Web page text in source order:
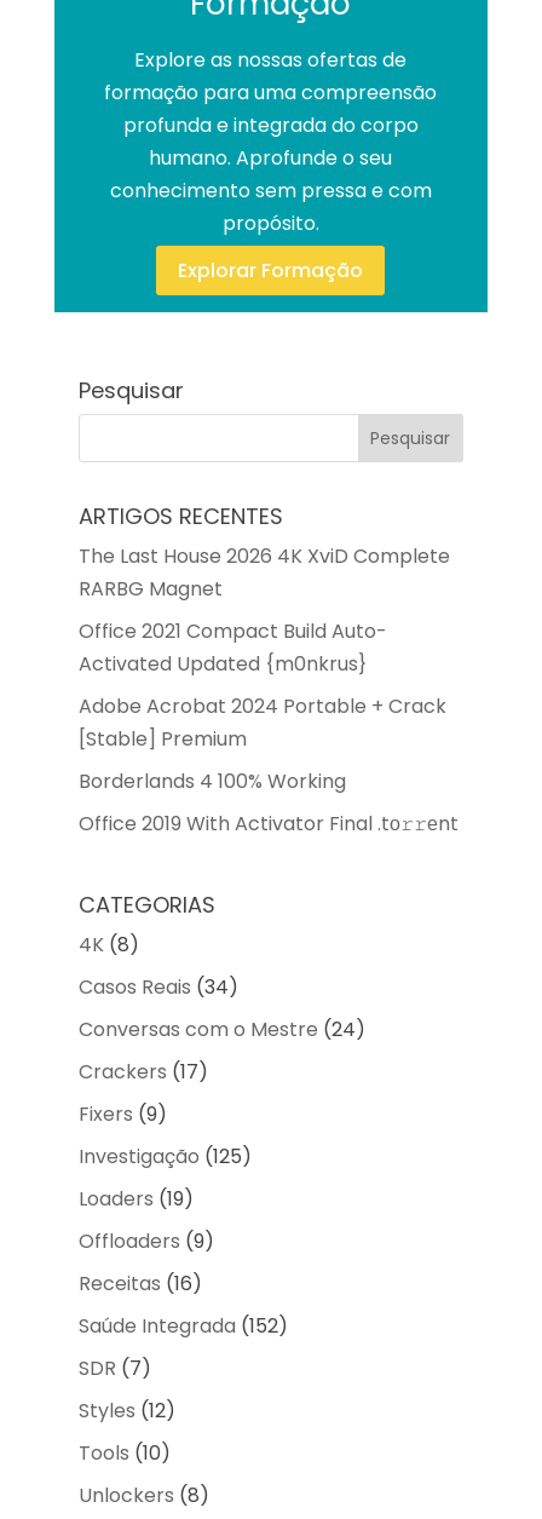
Explore as nossas ofertas de
formação para uma compreensão
profunda e integrada do corpo
humano. Aprofunde o seu
conhecimento sem pressa e com
propósito.
Explorar Formação
Pesquisar
ARTIGOS RECENTES
The Last House 2026 4K XviD Complete
RARBG Magnet
Office 2021 Compact Build Auto-
Activated Updated {m0nkrus}
Adobe Acrobat 2024 Portable + Crack
[Stable] Premium
Borderlands 4 100% Working
Office 2019 With Activator Final .tо𝚛𝚛еnt
CATEGORIAS
4K(8)
Casos Reais (34)
Conversas com o Mestre (24)
Crackers (17)
Fixers (9)
Investigação (125)
Loaders (19)
Offloaders (9)
Receitas (16)
Saúde Integrada (152)
SDR (7)
Styles (12)
Tools (10)
Unlockers (8)